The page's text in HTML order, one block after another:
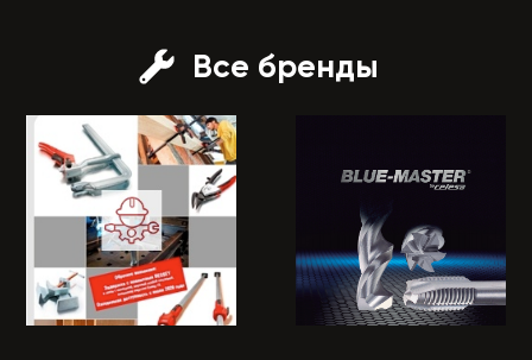
Все бренды